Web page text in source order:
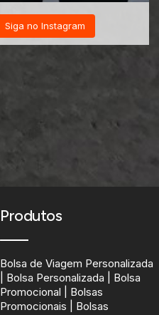
Siga no Instagram
Produtos
Bolsa de Viagem Personalizada
| Bolsa Personalizada | Bolsa
Promocional | Bolsas
Promocionais | Bolsas